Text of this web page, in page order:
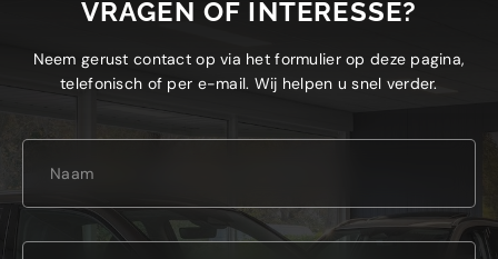
VRAGEN OF INTERESSE?
Neem gerust contact op via het formulier op deze pagina,
telefonisch of per e-mail. Wij helpen u snel verder.